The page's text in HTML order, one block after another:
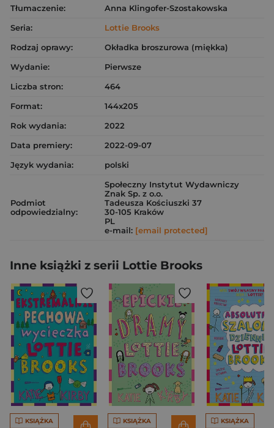
Tłumaczenie:
Anna Klingofer-Szostakowska
Seria:
Lottie Brooks
Rodzaj oprawy:
Okładka broszurowa (miękka)
Wydanie:
Pierwsze
Liczba stron:
464
Format:
144x205
Rok wydania:
2022
Data premiery:
2022-09-07
Język wydania:
polski
Podmiot
odpowiedzialny:
Społeczny Instytut Wydawniczy
Znak Sp. z o.o.
Tadeusza Kościuszki 37
30-105 Kraków
PL
e-mail: [email protected]
Inne książki z serii Lottie Brooks
KSIĄŻKA KSIĄŻKA KSIĄŻKA